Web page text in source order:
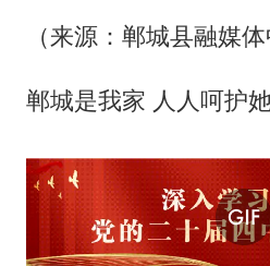
（来源：郸城县融媒体
郸城是我家 人人呵护